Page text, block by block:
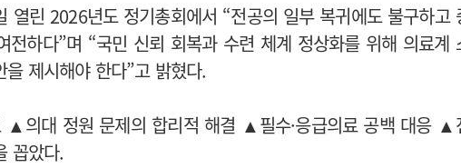
열린 2026년도 정기총회에서 “전공의 일부 복귀에도 불구하고
전하다”며 “국민 신뢰 회복과 수련 체계 정상화를 위해 의료계
제시해야 한다”고 밝혔다.
▲의대 정원 문제의 합리적 해결 ▲필수·응급의료 공백 대응 ▲
꼽았다.